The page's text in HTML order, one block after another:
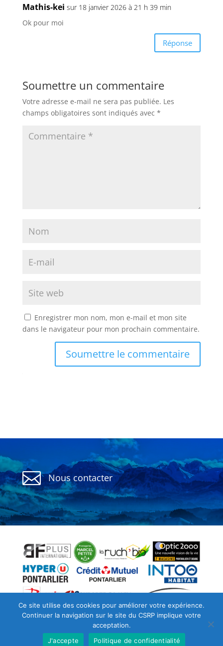
Mathis-kei sur 18 janvier 2026 à 21 h 39 min
Ok pour moi
Réponse
Soumettre un commentaire
Votre adresse e-mail ne sera pas publiée. Les
champs obligatoires sont indiqués avec *
Enregistrer mon nom, mon e-mail et mon site
dans le navigateur pour mon prochain commentaire.
Soumettre le commentaire
 Nous contacter
CGU
Archives
Ce site utilise des cookies pour améliorer votre expérience.
Continuer la navigation sur le site du CSRP implique votre
acceptation.
J'accepte
Politique de confidentialité